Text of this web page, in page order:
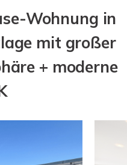
Wohnung in
mit großer
+ moderne